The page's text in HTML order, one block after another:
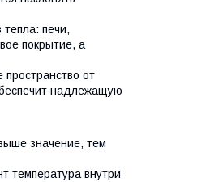
печи,
покрытие, а
от
надлежащую
значение, тем
температура внутри